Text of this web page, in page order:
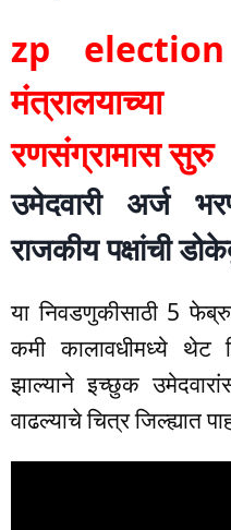
zp
रणसंग्रामास सुरु
उमेदवारी अर्ज
राजकीय पक्षांची
या निवडणुकीसाठी 5
कमी कालावधीमध्ये थेट
झाल्याने इच्छुक
वाढल्याचे चित्र जिल्ह्यात